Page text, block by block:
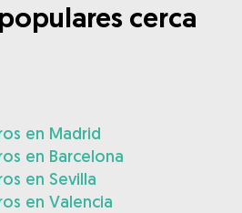
cerca
en Madrid
en Barcelona
en Sevilla
en Valencia